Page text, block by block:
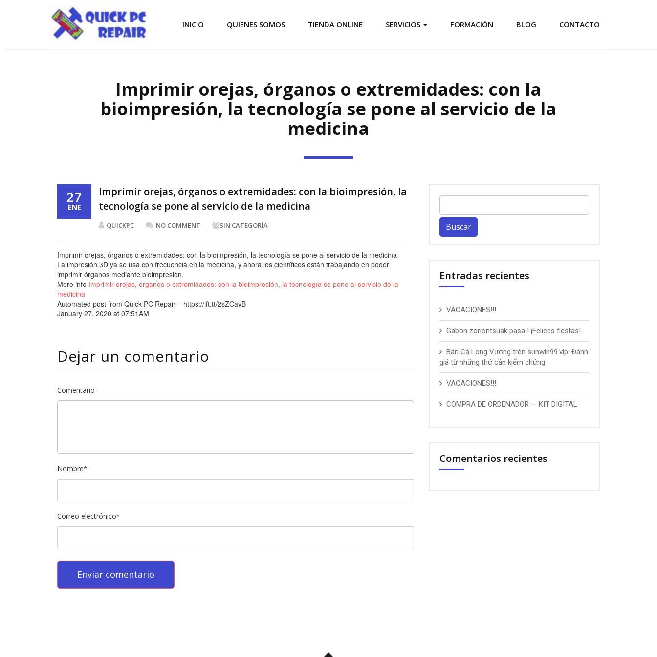
INICIO QUIENES SOMOS TIENDA ONLINE SERVICIOS FORMACIÓN BLOG CONTACTO
Imprimir orejas, órganos o extremidades: con la
bioimpresión, la tecnología se pone al servicio de la
medicina
27
ENE
Imprimir orejas, órganos o extremidades: con la bioimpresión, la
tecnología se pone al servicio de la medicina
QUICKPC NO COMMENT SIN CATEGORÍA
Imprimir orejas, órganos o extremidades: con la bioimpresión, la tecnología se pone al servicio de la medicina
La impresión 3D ya se usa con frecuencia en la medicina, y ahora los científicos están trabajando en poder
imprimir órganos mediante bioimpresión.
More info Imprimir orejas, órganos o extremidades: con la bioimpresión, la tecnología se pone al servicio de la
medicina
Automated post from Quick PC Repair – https://ift.tt/2sZCavB
January 27, 2020 at 07:51AM
Dejar un comentario
Comentario
Nombre*
Correo electrónico*
Entradas recientes
VACACIONES!!!
Gabon zoriontsuak pasa!! ¡Felices fiestas!
Bắn Cá Long Vương trên sunwin99.vip: Đánh
giá từ những thứ cần kiểm chứng
VACACIONES!!!
COMPRA DE ORDENADOR — KIT DIGITAL
Comentarios recientes